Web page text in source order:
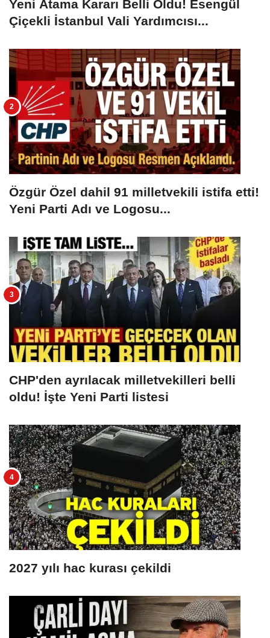
Yeni Atama Kararı Belli Oldu! Esengül
Çiçekli İstanbul Vali Yardımcısı...
Özgür Özel dahil 91 milletvekili istifa etti!
Yeni Parti Adı ve Logosu...
CHP'den ayrılacak milletvekilleri belli
oldu! İşte Yeni Parti listesi
2027 yılı hac kurası çekildi